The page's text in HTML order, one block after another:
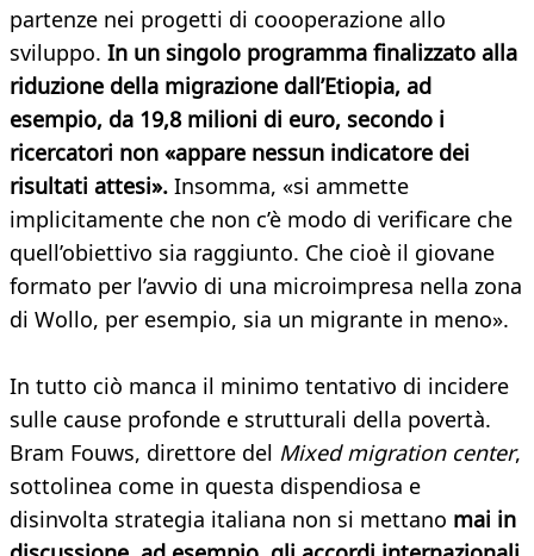
partenze nei progetti di coooperazione allo
sviluppo. In un singolo programma finalizzato alla
riduzione della migrazione dall’Etiopia, ad
esempio, da 19,8 milioni di euro, secondo i
ricercatori non «appare nessun indicatore dei
risultati attesi». Insomma, «si ammette
implicitamente che non c’è modo di verificare che
quell’obiettivo sia raggiunto. Che cioè il giovane
formato per l’avvio di una microimpresa nella zona
di Wollo, per esempio, sia un migrante in meno».
In tutto ciò manca il minimo tentativo di incidere
sulle cause profonde e strutturali della povertà.
Bram Fouws, direttore del Mixed migration center,
sottolinea come in questa dispendiosa e
disinvolta strategia italiana non si mettano mai in